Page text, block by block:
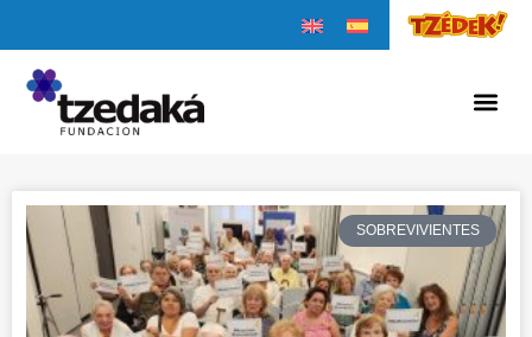
SOBREVIVIENTES